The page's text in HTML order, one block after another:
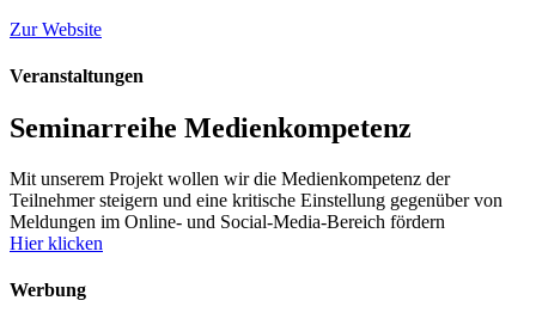
Zur Website
Veranstaltungen
Seminarreihe Medienkompetenz
Mit unserem Projekt wollen wir die Medienkompetenz der
Teilnehmer steigern und eine kritische Einstellung gegenüber von
Meldungen im Online- und Social-Media-Bereich fördern
Hier klicken
Werbung